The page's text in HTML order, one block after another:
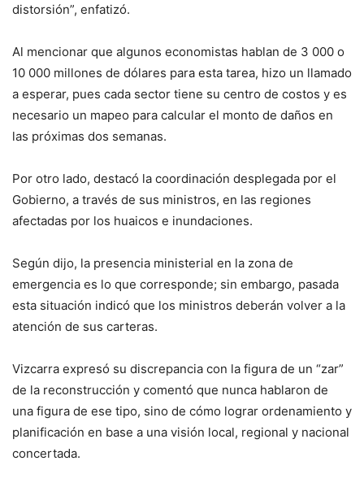
distorsión”, enfatizó.
Al mencionar que algunos economistas hablan de 3 000 o
10 000 millones de dólares para esta tarea, hizo un llamado
a esperar, pues cada sector tiene su centro de costos y es
necesario un mapeo para calcular el monto de daños en
las próximas dos semanas.
Por otro lado, destacó la coordinación desplegada por el
Gobierno, a través de sus ministros, en las regiones
afectadas por los huaicos e inundaciones.
Según dijo, la presencia ministerial en la zona de
emergencia es lo que corresponde; sin embargo, pasada
esta situación indicó que los ministros deberán volver a la
atención de sus carteras.
Vizcarra expresó su discrepancia con la figura de un “zar”
de la reconstrucción y comentó que nunca hablaron de
una figura de ese tipo, sino de cómo lograr ordenamiento y
planificación en base a una visión local, regional y nacional
concertada.